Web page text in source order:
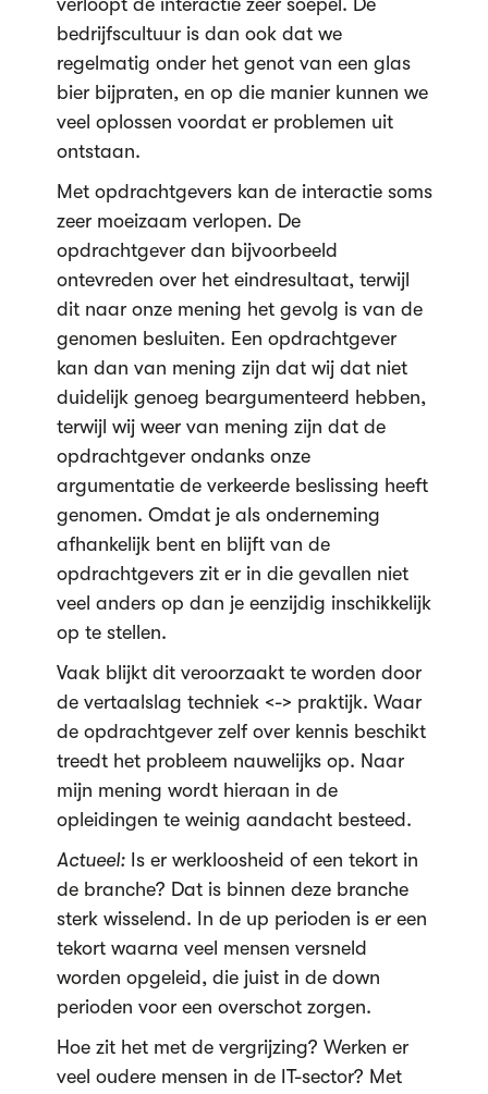
verloopt de interactie zeer soepel. De
bedrijfscultuur is dan ook dat we
regelmatig onder het genot van een glas
bier bijpraten, en op die manier kunnen we
veel oplossen voordat er problemen uit
ontstaan.
Met opdrachtgevers kan de interactie soms
zeer moeizaam verlopen. De
opdrachtgever dan bijvoorbeeld
ontevreden over het eindresultaat, terwijl
dit naar onze mening het gevolg is van de
genomen besluiten. Een opdrachtgever
kan dan van mening zijn dat wij dat niet
duidelijk genoeg beargumenteerd hebben,
terwijl wij weer van mening zijn dat de
opdrachtgever ondanks onze
argumentatie de verkeerde beslissing heeft
genomen. Omdat je als onderneming
afhankelijk bent en blijft van de
opdrachtgevers zit er in die gevallen niet
veel anders op dan je eenzijdig inschikkelijk
op te stellen.
Vaak blijkt dit veroorzaakt te worden door
de vertaalslag techniek <-> praktijk. Waar
de opdrachtgever zelf over kennis beschikt
treedt het probleem nauwelijks op. Naar
mijn mening wordt hieraan in de
opleidingen te weinig aandacht besteed.
Actueel:Is er werkloosheid of een tekort in
de branche? Dat is binnen deze branche
sterk wisselend. In de up perioden is er een
tekort waarna veel mensen versneld
worden opgeleid, die juist in de down
perioden voor een overschot zorgen.
Hoe zit het met de vergrijzing? Werken er
veel oudere mensen in de IT-sector? Met